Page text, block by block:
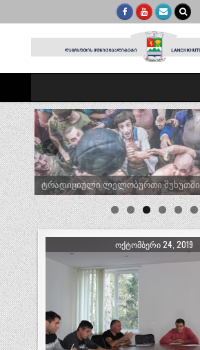
ტრადიციული ლელობურთი შუხუთში
ᲝᲥᲢᲝᲛᲑᲔᲠᲘ 24, 2019